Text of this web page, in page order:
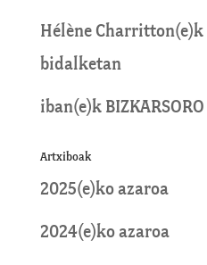
Hélène Charritton(e)k
bidalketan
iban(e)k BIZKARSORO
Artxiboak
2025(e)ko azaroa
2024(e)ko azaroa